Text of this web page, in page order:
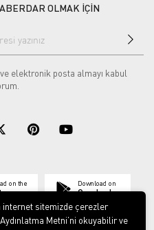
OLMAK İÇİN
elektronik posta almayı kabul
on the Download on
Google play
internet sitemizde çerezler
Metni’ni okuyabilir ve